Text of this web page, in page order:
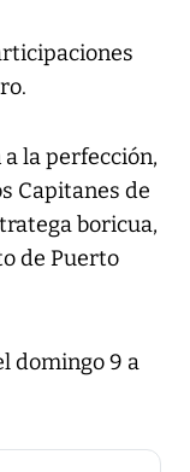
a la perfección,
Capitanes de
boricua,
de Puerto
domingo 9 a